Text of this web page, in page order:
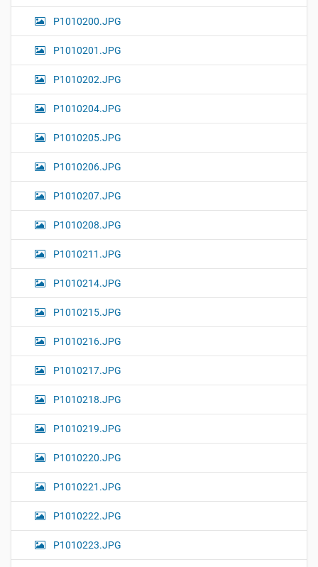
P1010200.JPG
P1010201.JPG
P1010202.JPG
P1010204.JPG
P1010205.JPG
P1010206.JPG
P1010207.JPG
P1010208.JPG
P1010211.JPG
P1010214.JPG
P1010215.JPG
P1010216.JPG
P1010217.JPG
P1010218.JPG
P1010219.JPG
P1010220.JPG
P1010221.JPG
P1010222.JPG
P1010223.JPG